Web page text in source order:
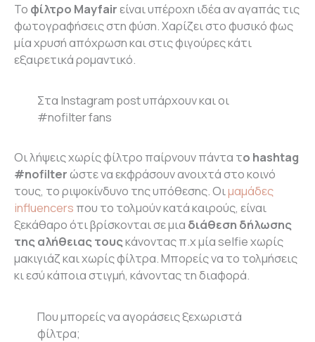
Το φίλτρο Mayfairείναι υπέροχη ιδέα αν αγαπάς τις
φωτογραφήσεις στη φύση. Χαρίζει στο φυσικό φως
μία χρυσή απόχρωση και στις φιγούρες κάτι
εξαιρετικά ρομαντικό.
Στα Ιnstagram post υπάρχουν και οι
#nofilter fans
Οι λήψεις χωρίς φίλτρο παίρνουν πάντα το hashtag
#nofilterώστε να εκφράσουν ανοιχτά στο κοινό
τους, το ριψοκίνδυνο της υπόθεσης. Oιμαμάδες
influencers που το τολμούν κατά καιρούς, είναι
ξεκάθαρο ότι βρίσκονται σε μια διάθεση δήλωσης
της αλήθειας τουςκάνοντας π.χ μία selfie χωρίς
μακιγιάζ και χωρίς φίλτρα. Mπορείς να το τολμήσεις
κι εσύ κάποια στιγμή, κάνοντας τη διαφορά.
Που μπορείς να αγοράσεις ξεχωριστά
φίλτρα;